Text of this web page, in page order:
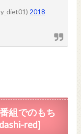
2018
組でのもち
red]